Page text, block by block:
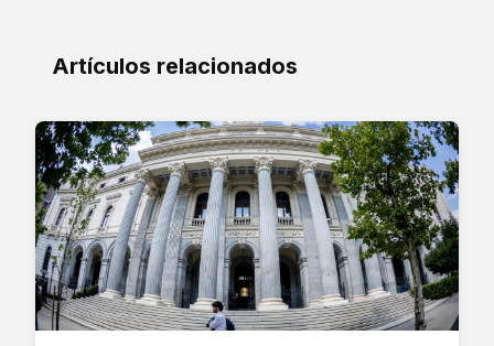
Artículos relacionados